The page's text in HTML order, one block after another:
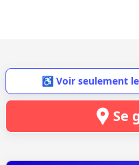
♿ Voir seulement
Se